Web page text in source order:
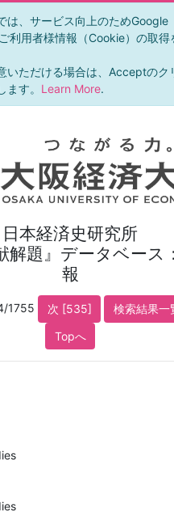
は、サービス向上のためGoogle
利用者様情報（Cookie）の取得
いただける場合は、Acceptのク
す。 Learn More.
日本経済史研究所
解題』データベース
報
1755 次 [535]
検索結果一
Topへ